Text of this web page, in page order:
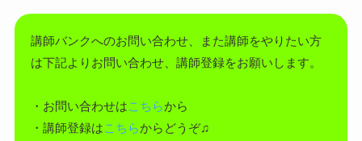
講師バンクへのお問い合わせ、また講師をやりたい方
は下記よりお問い合わせ、講師登録をお願いします。
・お問い合わせはこちらから
・講師登録はこちらからどうぞ♫